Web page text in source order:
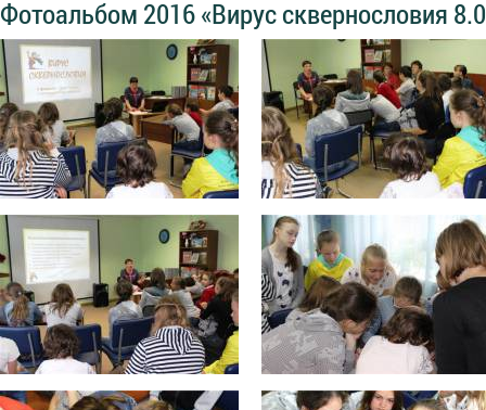
Фотоальбом 2016 «Вирус сквернословия